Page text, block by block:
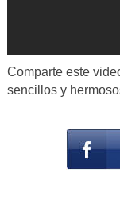
Comparte este
sencillos y